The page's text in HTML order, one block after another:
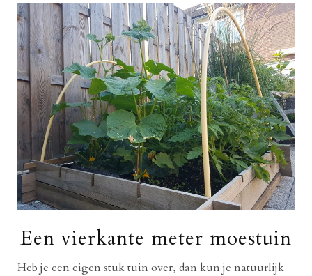
Een vierkante meter moestuin
Heb je een eigen stuk tuin over, dan kun je natuurlijk